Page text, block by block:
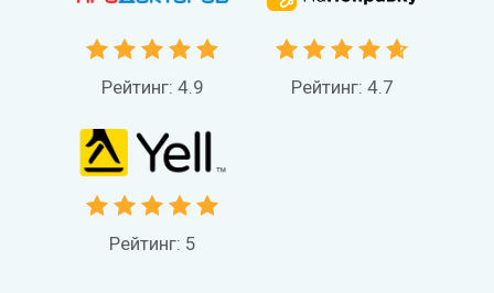
Рейтинг: 4.9 Рейтинг: 4.7
Рейтинг: 5